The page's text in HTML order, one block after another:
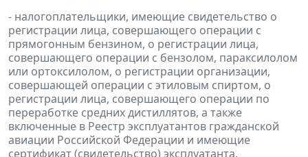
- налогоплательщики, имеющие свидетельство о
регистрации лица, совершающего операции с
прямогонным бензином, о регистрации лица,
совершающего операции с бензолом, параксилолом
или ортоксилолом, о регистрации организации,
совершающей операции с этиловым спиртом, о
регистрации лица, совершающего операции по
переработке средних дистиллятов, а также
включенные в Реестр эксплуатантов гражданской
авиации Российской Федерации и имеющие
сертификат (свидетельство) эксплуатанта,